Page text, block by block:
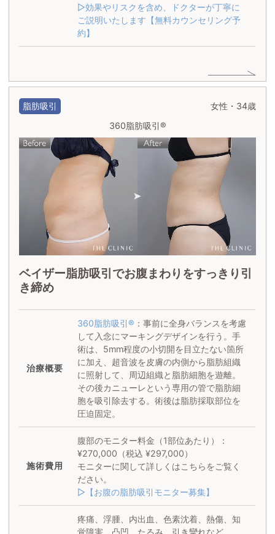
▷効果やリスクを含め、ドクターが丁寧に
ご説明いたします【無料カウンセリング予
約】
脂肪吸引
女性・34歳
360脂肪吸引®
ベイザー脂肪吸引でお腹まわりをすっきり引
き締め
治療概要
360脂肪吸引® ：事前に全身バランスを考慮
して入念にマーキングデザインを行う。手
術は、5mm程度の小切開を目立たない箇所
に加え、超音波を皮膚の内側から脂肪組織
に照射して、周辺組織と脂肪細胞を遊離。
その後カニューレという専用の管で脂肪細
胞を吸引除去する。術後は脂肪採取部位を
圧迫固定。
施術費用
腹部のモニター料金（1部位あたり）：
¥270,000（税込 ¥297,000）
モニターに関して詳しくはこちらをご覧く
ださい。
▷【お腹の脂肪吸引モニター募集】
疼痛、浮腫、内出血、色素沈着、熱傷、知